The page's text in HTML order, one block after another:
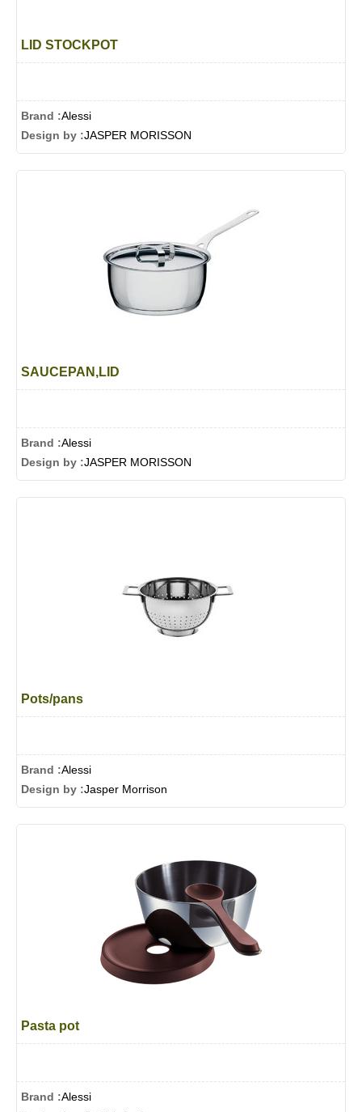
LID STOCKPOT
Brand :Alessi
Design by :JASPER MORISSON
SAUCEPAN,LID
Brand :Alessi
Design by :JASPER MORISSON
Pots/pans
Brand :Alessi
Design by :Jasper Morrison
Pasta pot
Brand :Alessi